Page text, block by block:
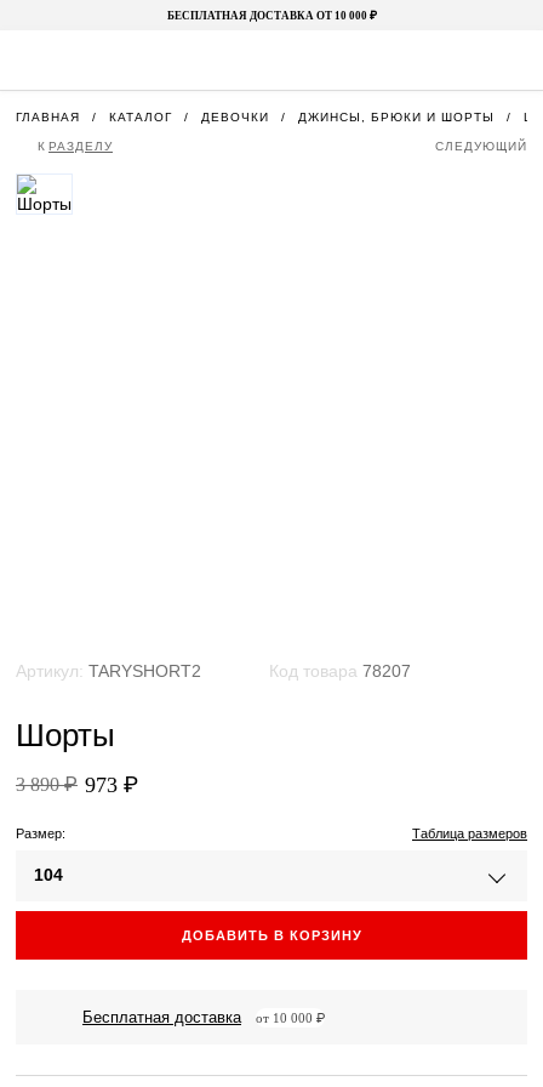
БЕСПЛАТНАЯ ДОСТАВКА ОТ 10 000 ₽
ГЛАВНАЯ КАТАЛОГ ДЕВОЧКИ ДЖИНСЫ, БРЮКИ И ШОРТЫ
К РАЗДЕЛУ СЛЕДУЮЩИЙ
Артикул: TARYSHORT2 Код товара 78207
Шорты
3 890 ₽ 973 ₽
Размер: Таблица размеров
104
ДОБАВИТЬ В КОРЗИНУ
Бесплатная доставка от 10 000 ₽